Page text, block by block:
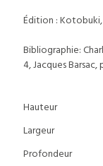
Édition : Kotobuki,
Bibliographie:
4, Jacques Barsac,
Hauteur
Largeur
Profondeur